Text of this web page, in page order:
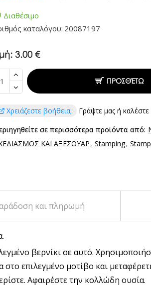
Διαθέσιμο
καταλόγου: 20087197
3.00 €
ΠΡΟΣΘΈΤΩ
Χρειάζεστε βοήθεια; Γράψτε μας ή
σε περισσότερα προϊόντα από:
ΚΑΙ ΑΞΕΣΟΥΑΡ Stamping
και πληρωμή
βερνίκι σε αυτό.
επιλεγμένο μοτίβο και
Αφαιρέστε την κολλώδη ουσία.